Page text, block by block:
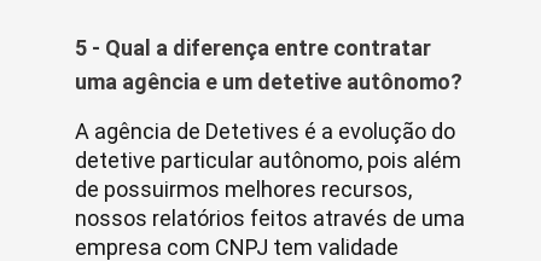
5 - Qual a diferença entre contratar
uma agência e um detetive autônomo?
A agência de Detetives é a evolução do
detetive particular autônomo, pois além
de possuirmos melhores recursos,
nossos relatórios feitos através de uma
empresa com CNPJ tem validade